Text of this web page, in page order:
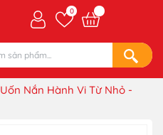
0
Uốn Nắn Hành Vi Từ Nhỏ -